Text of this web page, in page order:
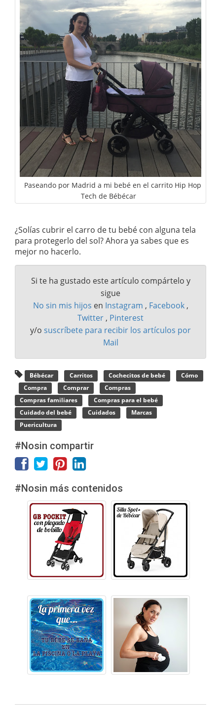
Paseando por Madrid a mi bebé en el carrito Hip Hop
Tech de Bébécar
¿Solías cubrir el carro de tu bebé con alguna tela
para protegerlo del sol? Ahora ya sabes que es
mejor no hacerlo.
Si te ha gustado este artículo compártelo y
sigue
No sin mis hijos en Instagram , Facebook ,
Twitter , Pinterest
y/o suscríbete para recibir los artículos por
Mail
Bébécar Carritos Cochecitos de bebé
Cómo
Compra
Comprar
Compras
Compras familiares
Compras para el bebé
Cuidado del bebé
Cuidados
Marcas
Puericultura
#Nosin compartir
#Nosin más contenidos